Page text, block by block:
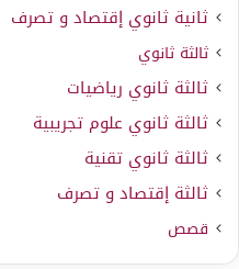
ثانية ثانوي إقتصاد و تصرف
ثالثة ثانوي
ثالثة ثانوي رياضيات
ثالثة ثانوي علوم تجريبية
ثالثة ثانوي تقنية
ثالثة إقتصاد و تصرف
قصص